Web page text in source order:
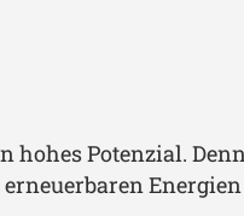
Potenzial.